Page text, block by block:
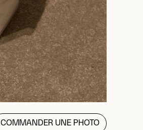
COMMANDER UNE PHOTO